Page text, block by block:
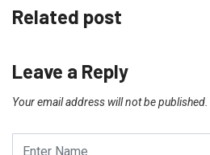
Related post
Leave a Reply
Your email address will not be published.